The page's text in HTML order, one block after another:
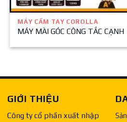
MÁY CẦM TAY COROLLA
MÁY MÀI GÓC CÔNG TẮC CẠNH
GIỚI THIỆU
Công ty cổ phần xuất nhập